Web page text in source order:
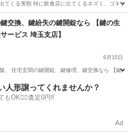
てくる害獣 特に飲食店に出てくるネズミ、ゴキ
駅 その他 神奈川 鎌倉市
交換、鍵紛失の鍵開錠なら 【鍵の生
ービス 埼玉支店】
6月15日
、 住宅玄関の鍵開錠、鍵修理、鍵交換なら 【鍵
鍵交換 埼玉 川越市 川越駅
人形譲ってくれませんか？
もOK🙆‍♀️査定0円‼️
Ad